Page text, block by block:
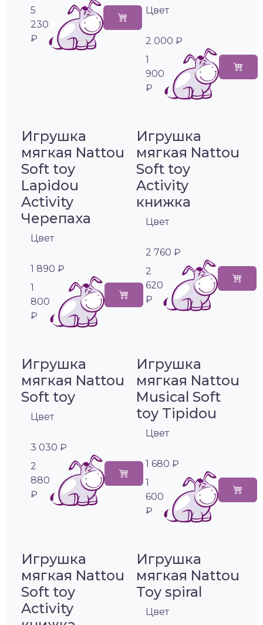
5
230
₽
Цвет
2 000 ₽
1
900
₽
Игрушка
мягкая Nattou
Soft toy
Lapidou
Activity
Черепаха
Цвет
1 890 ₽
1
800
₽
Игрушка
мягкая Nattou
Soft toy
Activity
книжка
Цвет
2 760 ₽
2
620
₽
Игрушка
мягкая Nattou
Soft toy
Цвет
3 030 ₽
2
880
₽
Игрушка
мягкая Nattou
Musical Soft
toy Tipidou
Цвет
1 680 ₽
1
600
₽
Игрушка
мягкая Nattou
Soft toy
Activity
Игрушка
мягкая Nattou
Toy spiral
Цвет